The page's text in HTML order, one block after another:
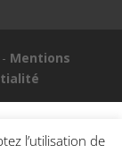
Mentions
l’utilisation de